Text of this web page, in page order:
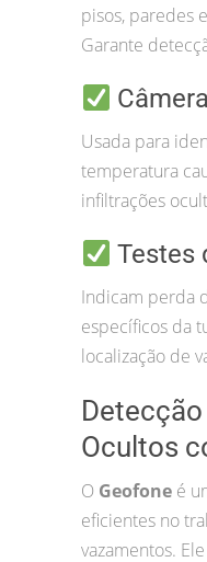
pisos, paredes
Garante
Usada para
temperatura
infiltrações
Testes
Indicam perda
específicos da
localização de
Ocultos
O Geofone é
eficientes no
vazamentos.